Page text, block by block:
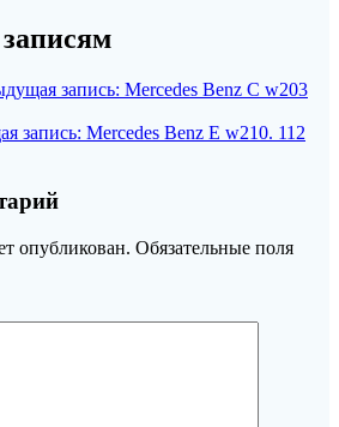
запись: Mercedes Benz C w203
запись: Mercedes Benz E w210. 112
опубликован. Обязательные поля